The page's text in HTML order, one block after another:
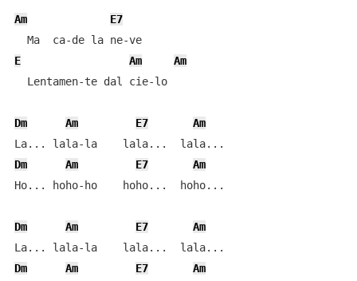
Am
E7
  Ma  ca-de la ne-ve
E
Am
Am
  Lentamen-te dal cie-lo
Dm Am E7
Am
Dm
Am E7
Am
Ho... hoho-ho    hoho...  hoho...
Dm Am E7
Am
Dm
Am E7
Am